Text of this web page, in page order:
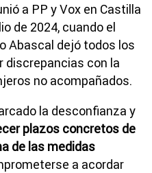
a PP y Vox en Castilla
de 2024, cuando el
Abascal dejó todos los
discrepancias con la
no acompañados.
la desconfianza y
plazos concretos de
de las medidas
a acordar